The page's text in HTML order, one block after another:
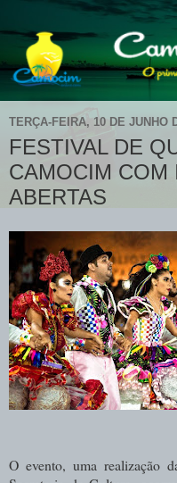
TERÇA-FEIRA, 10 DE JUNHO
FESTIVAL DE
CAMOCIM COM
ABERTAS
O evento, uma realização